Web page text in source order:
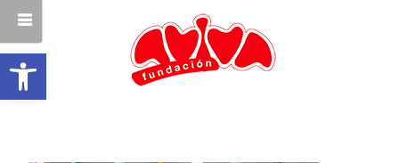
Abrir barra de herramientas